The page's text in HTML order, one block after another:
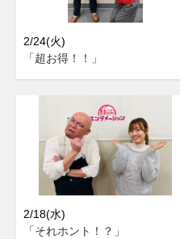
2/24(火)
「超お得！！」
2/18(水)
「それホント！？」